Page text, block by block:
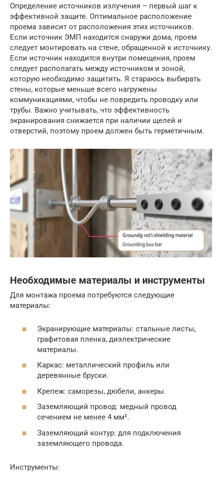
Определение источников излучения – первый шаг к
эффективной защите. Оптимальное расположение
проема зависит от расположения этих источников.
Если источник ЭМП находится снаружи дома, проем
следует монтировать на стене, обращенной к источнику.
Если источник находится внутри помещения, проем
следует располагать между источником и зоной,
которую необходимо защитить. Я стараюсь выбирать
стены, которые меньше всего нагружены
коммуникациями, чтобы не повредить проводку или
трубы. Важно учитывать, что эффективность
экранирования снижается при наличии щелей и
отверстий, поэтому проем должен быть герметичным.
Необходимые материалы и инструменты
Для монтажа проема потребуются следующие
материалы:
Экранирующие материалы: стальные листы,
графитовая пленка, диэлектрические
материалы.
Каркас: металлический профиль или
деревянные бруски.
Крепеж: саморезы, дюбели, анкеры.
Заземляющий провод: медный провод
сечением не менее 4 мм².
Заземляющий контур: для подключения
заземляющего провода.
Инструменты: